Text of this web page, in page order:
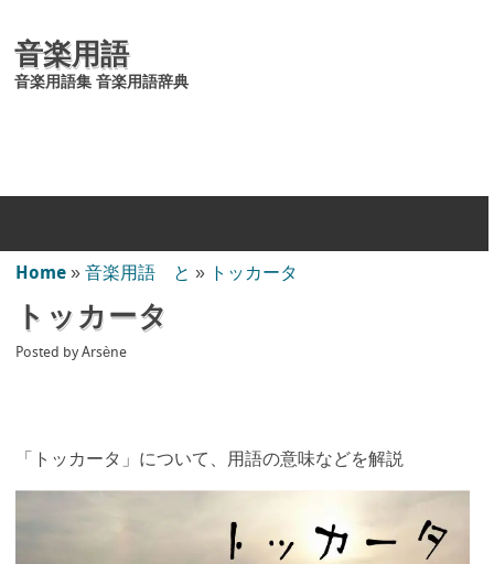
音楽用語
音楽用語集 音楽用語辞典
Home » 音楽用語 と » トッカータ
トッカータ
Posted by Arsène
「トッカータ」について、用語の意味などを解説